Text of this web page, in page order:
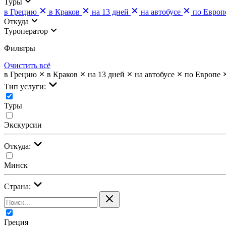
в Грецию
в Краков на 13 дней на автобусе
по
Откуда
Туроператор
Фильтры
Очистить всё
в Грецию
в Краков на 13 дней на автобусе
по Европе
Тип услуги:
Туры
Экскурсии
Откуда:
Минск
Страна:
Греция